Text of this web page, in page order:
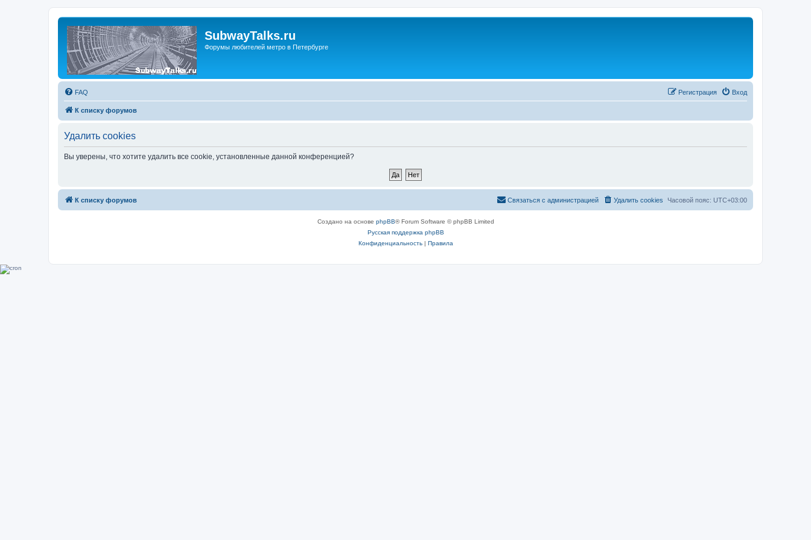
SubwayTalks.ru
Форумы любителей метро в Петербурге
FAQ Вход
Регистрация
К списку форумов
Удалить cookies
Вы уверены, что хотите удалить все cookie, установленные данной конференцией?
К списку форумов Часовой пояс: UTC+03:00
Удалить cookies
Связаться с администрацией
Создано на основе phpBB® Forum Software © phpBB Limited
Русская поддержка phpBB
Конфиденциальность| Правила